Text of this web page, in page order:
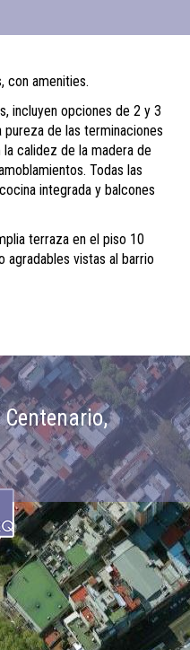
con amenities.
incluyen opciones de 2 y 3
de las terminaciones
calidez de la madera de
Todas las
integrada y balcones
terraza en el piso 10
agradables vistas al barrio